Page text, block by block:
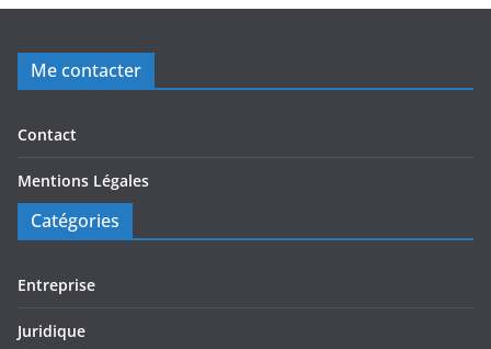
Me contacter
Contact
Mentions Légales
Catégories
Entreprise
Juridique